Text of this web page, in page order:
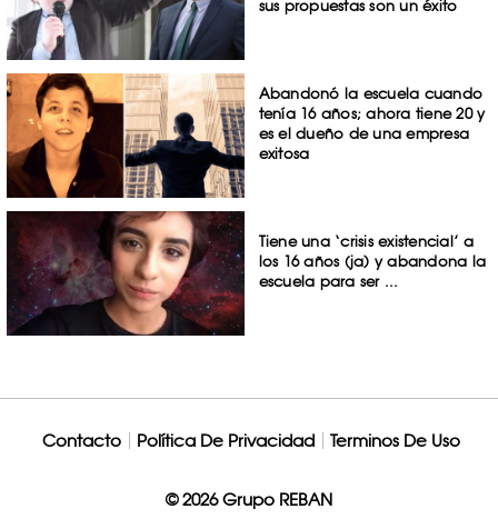
sus propuestas son un éxito
Abandonó la escuela cuando
tenía 16 años; ahora tiene 20 y
es el dueño de una empresa
exitosa
Tiene una ‘crisis existencial’ a
los 16 años (ja) y abandona la
escuela para ser ...
Contacto Política De Privacidad Terminos De Uso
© 2026 Grupo REBAN